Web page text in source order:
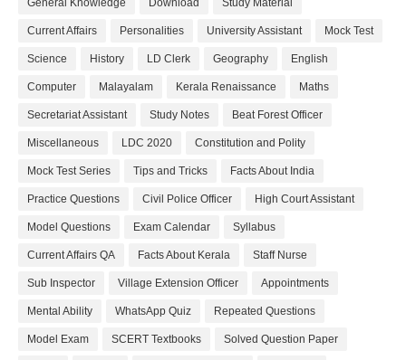
General Knowledge Download Study Material
Current Affairs Personalities University Assistant Mock Test
Science History LD Clerk Geography English
Computer Malayalam Kerala Renaissance Maths
Secretariat Assistant Study Notes Beat Forest Officer
Miscellaneous LDC 2020 Constitution and Polity
Mock Test Series Tips and Tricks Facts About India
Practice Questions Civil Police Officer High Court Assistant
Model Questions Exam Calendar Syllabus
Current Affairs QA Facts About Kerala Staff Nurse
Sub Inspector Village Extension Officer Appointments
Mental Ability WhatsApp Quiz Repeated Questions
Model Exam SCERT Textbooks Solved Question Paper